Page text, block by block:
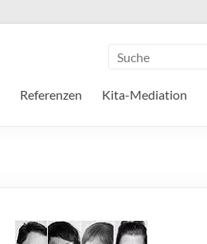
Referenzen Kita-Mediation